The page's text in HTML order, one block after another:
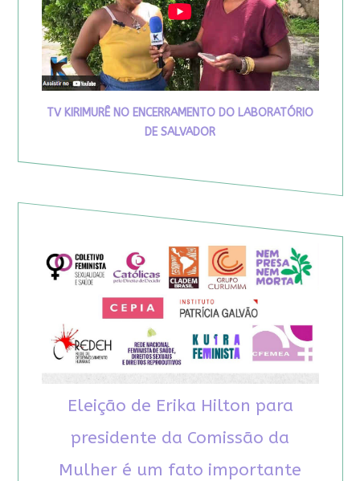
TV KIRIMURÊ NO ENCERRAMENTO DO LABORATÓRIO
DE SALVADOR
Eleição de Erika Hilton para
presidente da Comissão da
Mulher é um fato importante